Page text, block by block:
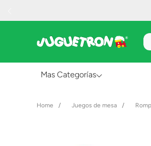
Mas Categorías
Juegos de mesa